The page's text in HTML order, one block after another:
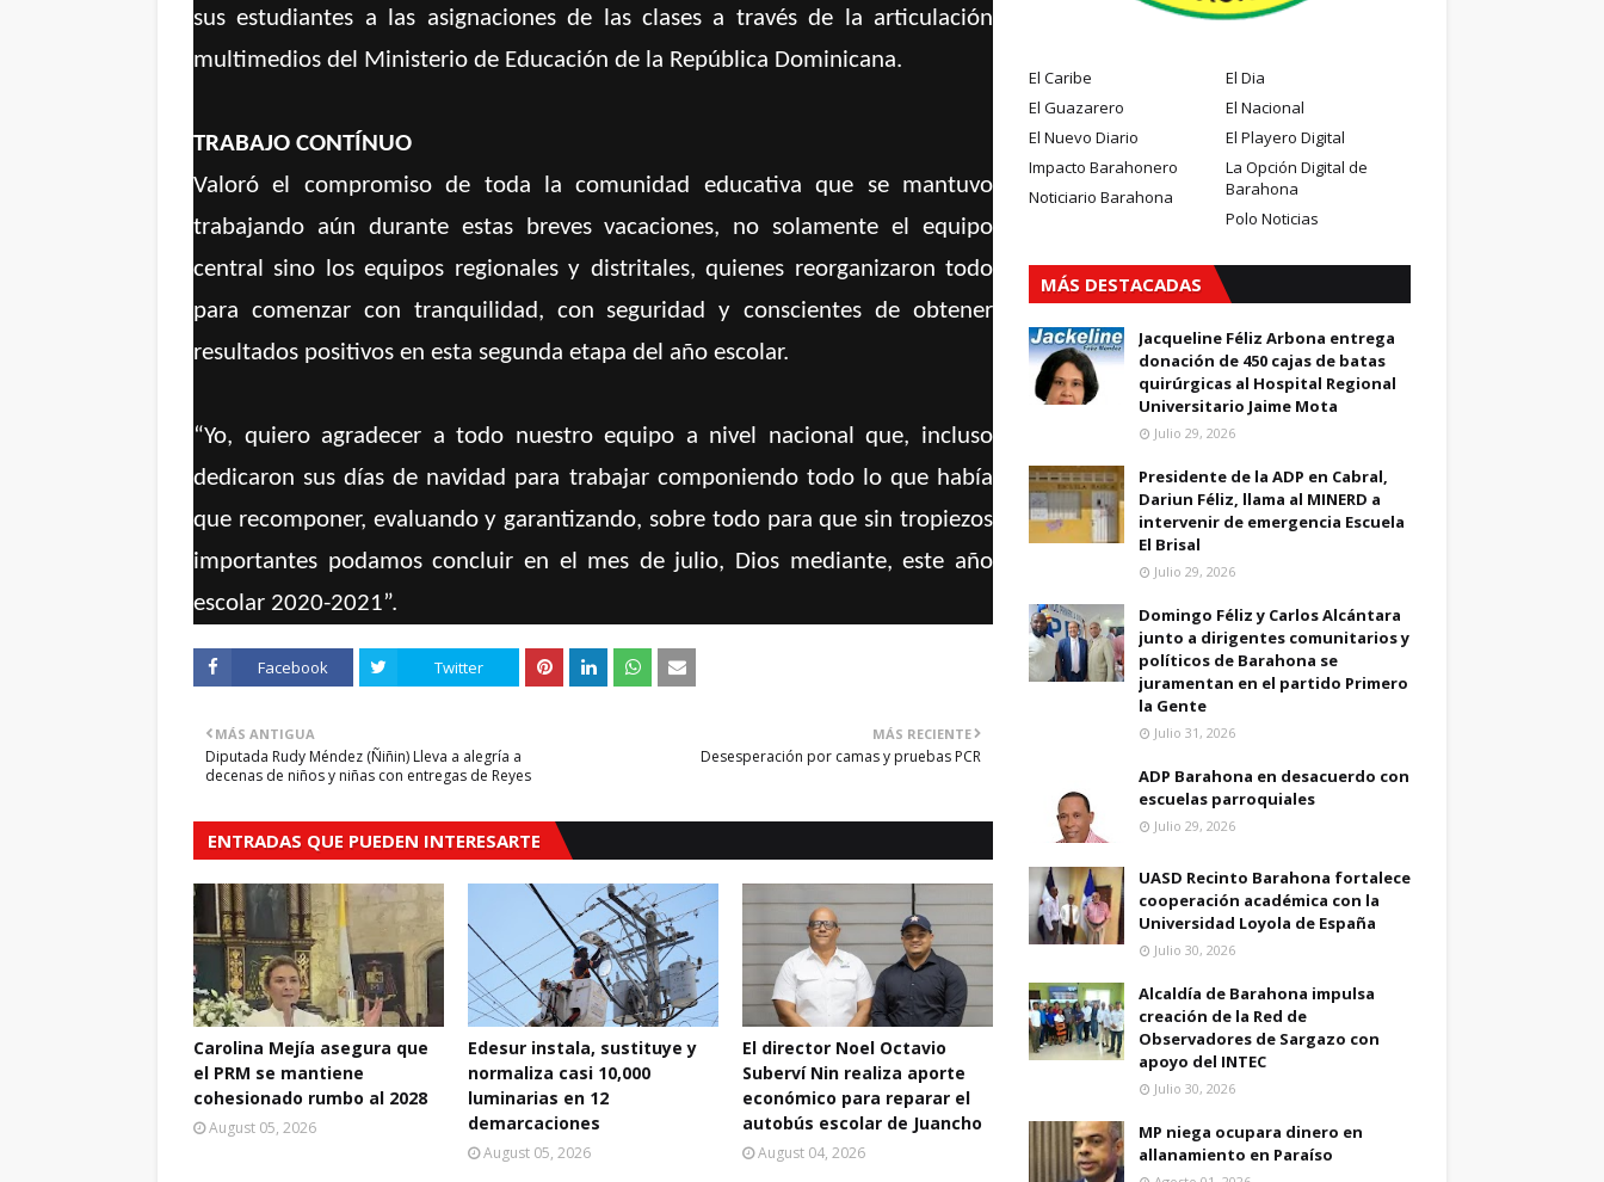
sus estudiantes a las asignaciones de las clases a través de la articulación
multimedios del Ministerio de Educación de la República Dominicana.
TRABAJO CONTÍNUO
Valoró el compromiso de toda la comunidad educativa que se mantuvo
trabajando aún durante estas breves vacaciones, no solamente el equipo
central sino los equipos regionales y distritales, quienes reorganizaron todo
para comenzar con tranquilidad, con seguridad y conscientes de obtener
resultados positivos en esta segunda etapa del año escolar.
“Yo, quiero agradecer a todo nuestro equipo a nivel nacional que, incluso
dedicaron sus días de navidad para trabajar componiendo todo lo que había
que recomponer, evaluando y garantizando, sobre todo para que sin tropiezos
importantes podamos concluir en el mes de julio, Dios mediante, este año
escolar 2020-2021”.
Facebook Twitter
MÁS RECIENTE
Desesperación por camas y pruebas PCR
MÁS ANTIGUA
Diputada Rudy Méndez (Ñiñin) Lleva a alegría a
decenas de niños y niñas con entregas de Reyes
ENTRADAS QUE PUEDEN INTERESARTE
Carolina Mejía asegura que
el PRM se mantiene
cohesionado rumbo al 2028
August 05, 2026
Edesur instala, sustituye y
normaliza casi 10,000
luminarias en 12
demarcaciones
August 05, 2026
El director Noel Octavio
Suberví Nin realiza aporte
económico para reparar el
autobús escolar de Juancho
August 04, 2026
El Caribe
El Dia
El Guazarero
El Nacional
El Nuevo Diario
El Playero Digital
Impacto Barahonero
La Opción Digital de
Barahona
Noticiario Barahona
Polo Noticias
MÁS DESTACADAS
Jacqueline Féliz Arbona entrega
donación de 450 cajas de batas
quirúrgicas al Hospital Regional
Universitario Jaime Mota
Julio 29, 2026
Presidente de la ADP en Cabral,
Dariun Féliz, llama al MINERD a
intervenir de emergencia Escuela
El Brisal
Julio 29, 2026
Domingo Féliz y Carlos Alcántara
junto a dirigentes comunitarios y
políticos de Barahona se
juramentan en el partido Primero
la Gente
Julio 31, 2026
ADP Barahona en desacuerdo con
escuelas parroquiales
Julio 29, 2026
UASD Recinto Barahona fortalece
cooperación académica con la
Universidad Loyola de España
Julio 30, 2026
Alcaldía de Barahona impulsa
creación de la Red de
Observadores de Sargazo con
apoyo del INTEC
Julio 30, 2026
MP niega ocupara dinero en
allanamiento en Paraíso